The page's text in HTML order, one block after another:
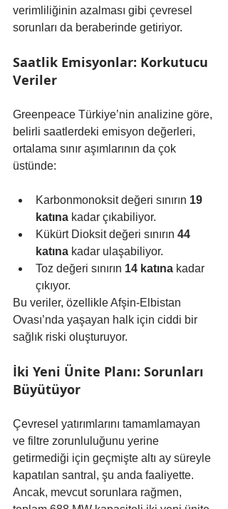
verimliliğinin azalması gibi çevresel
sorunları da beraberinde getiriyor.
Saatlik Emisyonlar: Korkutucu
Veriler
Greenpeace Türkiye’nin analizine göre,
belirli saatlerdeki emisyon değerleri,
ortalama sınır aşımlarının da çok
üstünde:
Karbonmonoksit değeri sınırın 19
katına kadar çıkabiliyor.
Kükürt Dioksit değeri sınırın 44
katına kadar ulaşabiliyor.
Toz değeri sınırın 14 katına kadar
çıkıyor.
Bu veriler, özellikle Afşin-Elbistan
Ovası’nda yaşayan halk için ciddi bir
sağlık riski oluşturuyor.
İki Yeni Ünite Planı: Sorunları
Büyütüyor
Çevresel yatırımlarını tamamlamayan
ve filtre zorunluluğunu yerine
getirmediği için geçmişte altı ay süreyle
kapatılan santral, şu anda faaliyette.
Ancak, mevcut sorunlara rağmen,